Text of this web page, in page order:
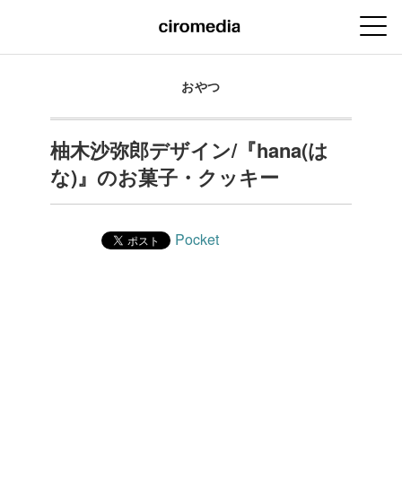
おやつ
柚木沙弥郎デザイン/『hana(は
な)』のお菓子・クッキー
Pocket